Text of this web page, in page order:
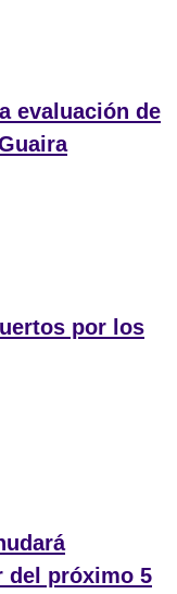
evaluación de
por los
del próximo 5